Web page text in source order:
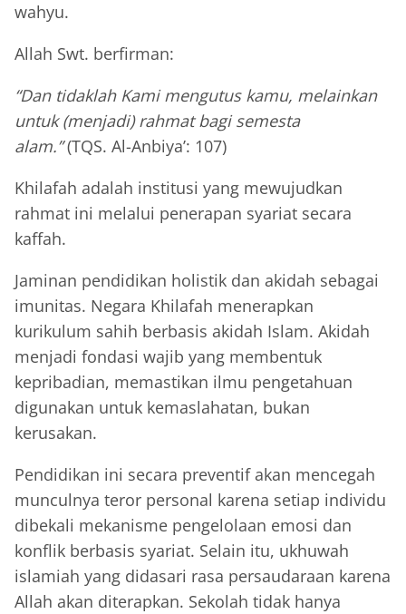
wahyu.
Allah Swt. berfirman:
“Dan tidaklah Kami mengutus kamu, melainkan
untuk (menjadi) rahmat bagi semesta
alam.”(TQS. Al-Anbiya’: 107)
Khilafah adalah institusi yang mewujudkan
rahmat ini melalui penerapan syariat secara
kaffah.
Jaminan pendidikan holistik dan akidah sebagai
imunitas. Negara Khilafah menerapkan
kurikulum sahih berbasis akidah Islam. Akidah
menjadi fondasi wajib yang membentuk
kepribadian, memastikan ilmu pengetahuan
digunakan untuk kemaslahatan, bukan
kerusakan.
Pendidikan ini secara preventif akan mencegah
munculnya teror personal karena setiap individu
dibekali mekanisme pengelolaan emosi dan
konflik berbasis syariat. Selain itu, ukhuwah
islamiah yang didasari rasa persaudaraan karena
Allah akan diterapkan. Sekolah tidak hanya